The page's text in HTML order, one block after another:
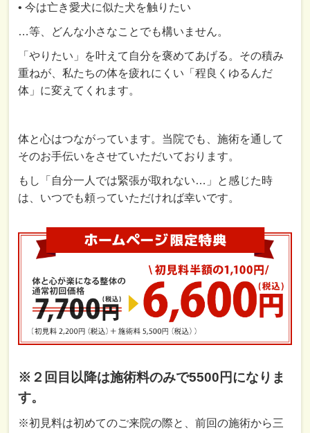
• 今は亡き愛犬に似た犬を触りたい
…等、どんな小さなことでも構いません。
「やりたい」を叶えて自分を褒めてあげる。その積み
重ねが、私たちの体を疲れにくい「程良くゆるんだ
体」に変えてくれます。
体と心はつながっています。当院でも、施術を通して
そのお手伝いをさせていただいております。
もし「自分一人では緊張が取れない…」と感じた時
は、いつでも頼っていただければ幸いです。
※２回目以降は施術料のみで5500円になりま
す。
※初見料は初めてのご来院の際と、前回の施術から三